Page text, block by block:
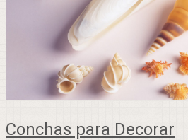
Conchas para Decorar